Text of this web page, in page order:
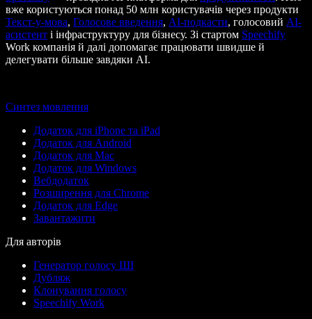
вже користуються понад 50 млн користувачів через продукти
Текст-у-мова, Голосове введення, AI-подкасти, голосовий AI-
асистент і інфраструктуру для бізнесу. Зі стартом Speechify
Work компанія й далі допомагає працювати швидше й
делегувати більше завдяки AI.
Синтез мовлення
Додаток для iPhone та iPad
Додаток для Android
Додаток для Mac
Додаток для Windows
Вебдодаток
Розширення для Chrome
Додаток для Edge
Завантажити
Для авторів
Генератор голосу ШІ
Дубляж
Клонування голосу
Speechify Work